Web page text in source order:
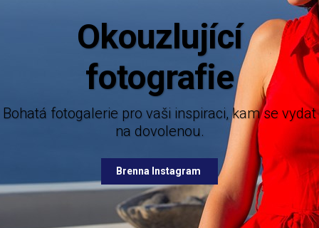
pro vaši inspiraci, kam se vydat
na dovolenou.
Brenna Instagram
Mějte dokonalý přehled o
nabízených destinací.
Brenna Facebook